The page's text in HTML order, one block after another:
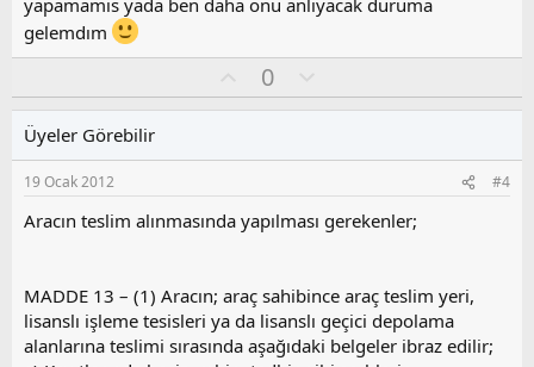
gelemdım
y
0
l
s
u
z
o
l
a
Üyeler Görebilir
19 Ocak 2012 #4
Aracın teslim alınmasında yapılması gerekenler;
MADDE 13 – (1) Aracın; araç sahibince araç teslim yeri,
lisanslı işleme tesisleri ya da lisanslı geçici depolama
alanlarına teslimi sırasında aşağıdaki belgeler ibraz edilir;